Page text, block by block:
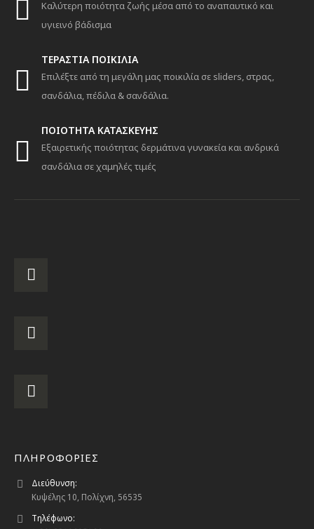
Καλύτερη ποιότητα ζωής μέσα από το αναπαυτικό και
υγιεινό βάδισμα
ΤΕΡΑΣΤΙΑ ΠΟΙΚΙΛΙΑ
Επιλέξτε από τη μεγάλη μας ποικιλία σε sliders, στρας,
σανδάλια, πέδιλα & σανδάλια.
ΠΟΙΟΤΗΤΑ ΚΑΤΑΣΚΕΥΗΣ
Εξαιρετικής ποιότητας δερμάτινα γυνακεία και ανδρικά
σανδάλια σε χαμηλές τιμές
ΠΛΗΡΟΦΟΡΙΕΣ
Διεύθυνση:
Κυψέλης 10, Πολίχνη, 56535
Τηλέφωνο: